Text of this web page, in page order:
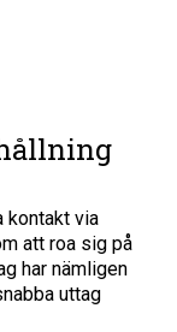
kontakt via
att roa sig på
har nämligen
uttag